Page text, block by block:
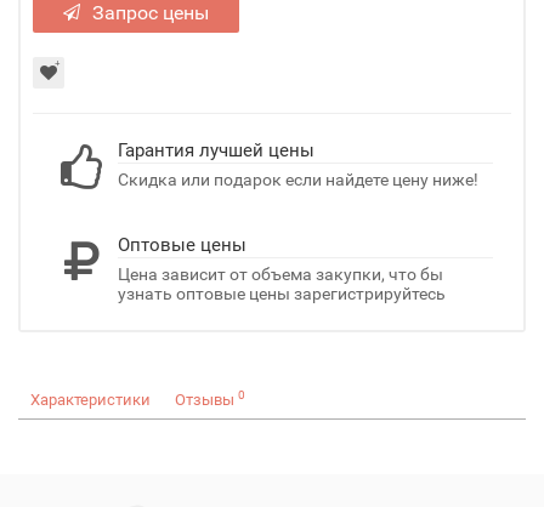
Запрос цены
Гарантия лучшей цены
Скидка или подарок если найдете цену ниже!
Оптовые цены
Цена зависит от объема закупки, что бы
узнать оптовые цены зарегистрируйтесь
Характеристики Отзывы 0